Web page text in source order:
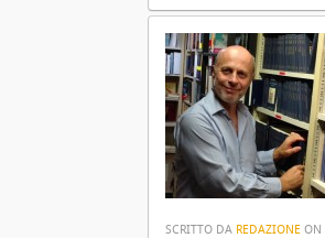
SCRITTO DA REDAZIONE ON